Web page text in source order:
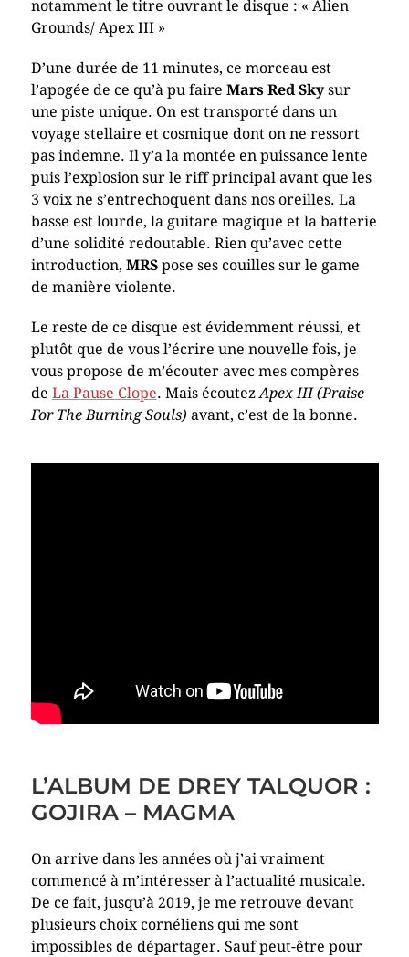
notamment le titre ouvrant le disque : « Alien
Grounds/ Apex III »
D’une durée de 11 minutes, ce morceau est
l’apogée de ce qu’à pu faire Mars Red Skysur
une piste unique. On est transporté dans un
voyage stellaire et cosmique dont on ne ressort
pas indemne. Il y’a la montée en puissance lente
puis l’explosion sur le riff principal avant que les
3 voix ne s’entrechoquent dans nos oreilles. La
basse est lourde, la guitare magique et la batterie
d’une solidité redoutable. Rien qu’avec cette
introduction, MRSpose ses couilles sur le game
de manière violente.
Le reste de ce disque est évidemment réussi, et
plutôt que de vous l’écrire une nouvelle fois, je
vous propose de m’écouter avec mes compères
de La Pause Clope. Mais écoutez Apex III (Praise
For The Burning Souls) avant, c’est de la bonne.
L’ALBUM DE DREY TALQUOR :
GOJIRA – MAGMA
On arrive dans les années où j’ai vraiment
commencé à m’intéresser à l’actualité musicale.
De ce fait, jusqu’à 2019, je me retrouve devant
plusieurs choix cornéliens qui me sont
impossibles de départager. Sauf peut-être pour